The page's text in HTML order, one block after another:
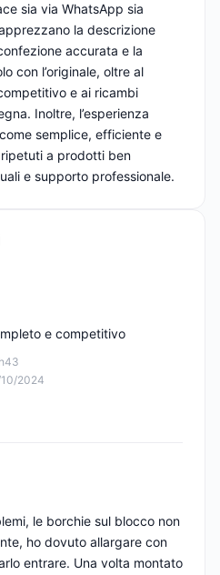
sia via WhatsApp sia
la descrizione
accurata e la
con l’originale, oltre al
e ai ricambi
Inoltre, l’esperienza
semplice, efficiente e
a prodotti ben
e supporto professionale.
2024
e competitivo
le borchie sul blocco non
ho dovuto allargare con
entrare. Una volta montato